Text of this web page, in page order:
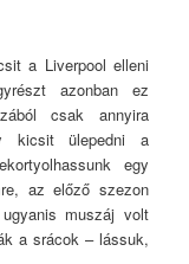
a Liverpool elleni
azonban ez
csak annyira
kicsit ülepedni a
egy
az előző szezon
muszáj volt
a srácok – lássuk,